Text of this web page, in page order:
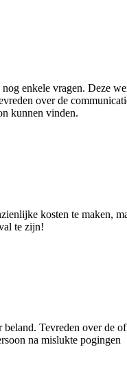
enkele vragen. Deze
over de
kunnen vinden.
kosten te maken,
te zijn!
Tevreden over de
na mislukte pogingen